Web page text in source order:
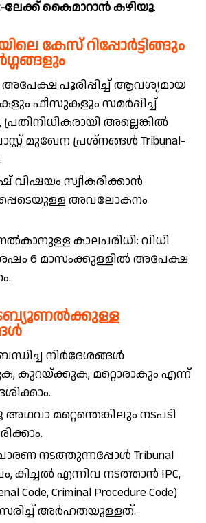
ലേക്ക് കൈമാറാൻ കഴിയൂ.
യിലെ കേസ് റിപ്പോർട്ടിങ്ങും
പൂരിപ്പിച്ച് ആവശ്യമായ
ഫീസുകളും സമർപ്പിച്ച്
പ്രതിനിധികരായി അല്ലെങ്കിൽ
മുഖേന പ്രശ്നങ്ങൾ Tribunal-
വിഷയം സ്വീകരിക്കാൻ
അവലോകനം
കാലപരിധി: വിധി
6 മാസംക്കുള്ളിൽ അപേക്ഷ
നിർദേശങ്ങൾ
കുറയ്ക്കുക, മറ്റൊരാകും എന്ന്
അഥവാ മറ്റെന്തെങ്കിലും നടപടി
നടത്തുന്നപ്പോൾ Tribunal
കിച്ചൽ എന്നിവ നടത്താൻ IPC,
Code, Criminal Procedure Code)
അർഹതയുള്ളത്.